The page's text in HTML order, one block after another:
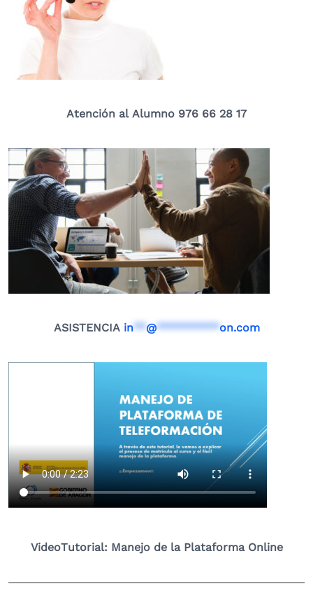
Atención al Alumno 976 66 28 17
ASISTENCIA in**@**********on.com
VideoTutorial: Manejo de la Plataforma Online